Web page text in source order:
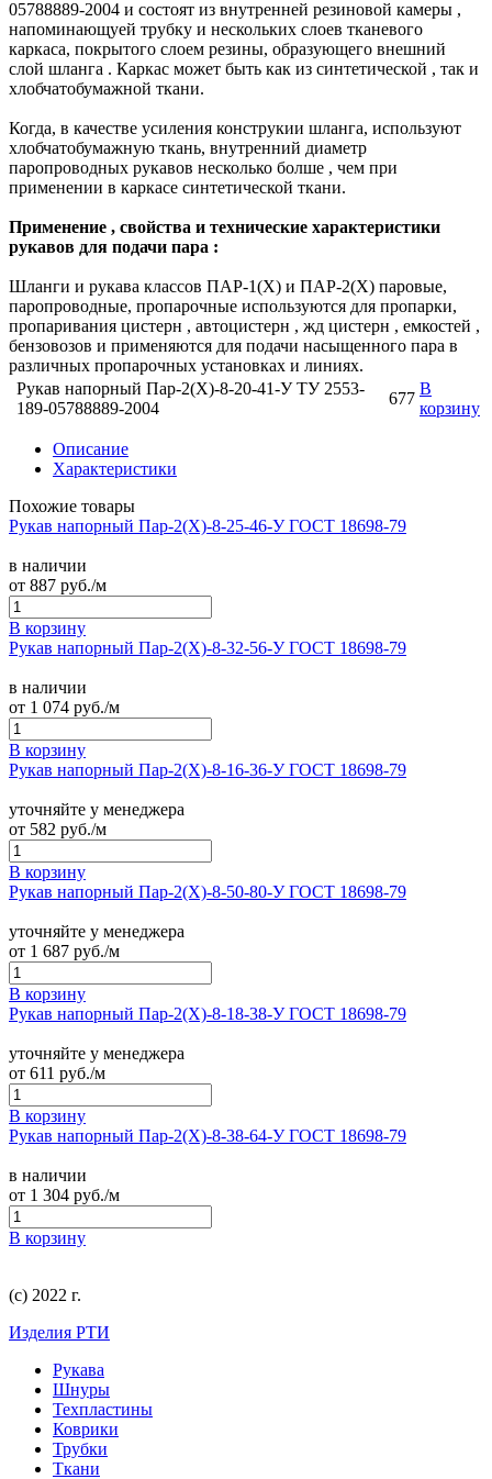
05788889-2004 и состоят из внутренней резиновой камеры ,
напоминающуей трубку и нескольких слоев тканевого
каркаса, покрытого слоем резины, образующего внешний
слой шланга . Каркас может быть как из синтетической , так и
хлобчатобумажной ткани.
Когда, в качестве усиления конструкии шланга, используют
хлобчатобумажную ткань, внутренний диаметр
паропроводных рукавов несколько болше , чем при
применении в каркасе синтетической ткани.
Применение , свойства и технические характеристики
рукавов для подачи пара :
Шланги и рукава классов ПАР-1(Х) и ПАР-2(Х) паровые,
паропроводные, пропарочные используются для пропарки,
пропаривания цистерн , автоцистерн , жд цистерн , емкостей ,
бензовозов и применяются для подачи насыщенного пара в
различных пропарочных установках и линиях.
Рукав напорный Пар-2(Х)-8-20-41-У ТУ 2553-
189-05788889-2004
677
В
корзину
Описание
Характеристики
Похожие товары
Рукав напорный Пар-2(Х)-8-25-46-У ГОСТ 18698-79
в наличии
от 887 руб./м
В корзину
Рукав напорный Пар-2(Х)-8-32-56-У ГОСТ 18698-79
в наличии
от 1 074 руб./м
В корзину
Рукав напорный Пар-2(Х)-8-16-36-У ГОСТ 18698-79
уточняйте у менеджера
от 582 руб./м
В корзину
Рукав напорный Пар-2(Х)-8-50-80-У ГОСТ 18698-79
уточняйте у менеджера
от 1 687 руб./м
В корзину
Рукав напорный Пар-2(Х)-8-18-38-У ГОСТ 18698-79
уточняйте у менеджера
от 611 руб./м
В корзину
Рукав напорный Пар-2(Х)-8-38-64-У ГОСТ 18698-79
в наличии
от 1 304 руб./м
В корзину
(с) 2022 г.
Изделия РТИ
Рукава
Шнуры
Техпластины
Коврики
Трубки
Ткани